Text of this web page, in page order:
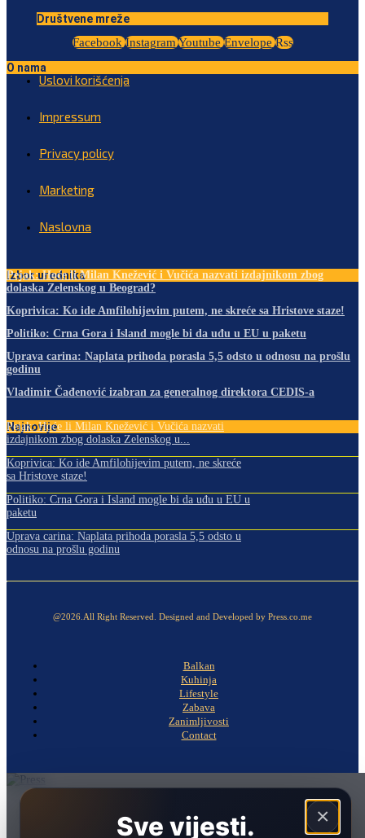
Društvene mreže
Facebook Instagram Youtube Envelope Rss
O nama
Uslovi korišćenja
Impressum
Privacy policy
Marketing
Naslovna
Izbor urednika
Pejak: Hoće li Milan Knežević i Vučića nazvati izdajnikom zbog
dolaska Zelenskog u Beograd?
Koprivica: Ko ide Amfilohijevim putem, ne skreće sa Hristove staze!
Politiko: Crna Gora i Island mogle bi da uđu u EU u paketu
Uprava carina: Naplata prihoda porasla 5,5 odsto u odnosu na prošlu
godinu
Vladimir Čađenović izabran za generalnog direktora CEDIS-a
Najnovije
Pejak: Hoće li Milan Knežević i Vučića nazvati
izdajnikom zbog dolaska Zelenskog u...
Koprivica: Ko ide Amfilohijevim putem, ne skreće
sa Hristove staze!
Politiko: Crna Gora i Island mogle bi da uđu u EU u
paketu
Uprava carina: Naplata prihoda porasla 5,5 odsto u
odnosu na prošlu godinu
@2026.All Right Reserved. Designed and Developed by Press.co.me
Balkan
Kuhinja
Lifestyle
Zabava
Zanimljivosti
Contact
×
Sve vijesti.